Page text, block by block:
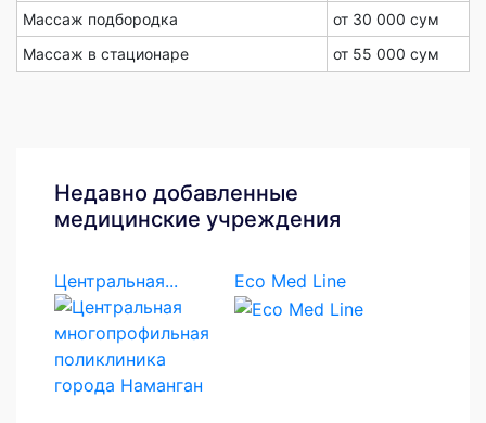
Массаж подбородка
от 30 000 сум
Массаж в стационаре
от 55 000 сум
Недавно добавленные
медицинские учреждения
Центральная... Eco Med Line